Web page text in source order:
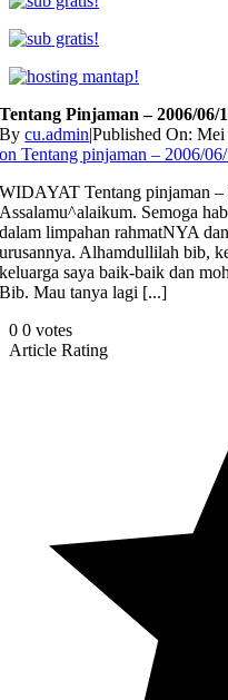
Tentang Pinjaman – 2006/06/
Bycu.admin|Published On:
on Tentang pinjaman – 2006/
WIDAYAT Tentang pinjaman –
Assalamu^alaikum. Semoga
dalam limpahan rahmatNYA
urusannya. Alhamdullilah bib,
keluarga saya baik-baik dan
Bib. Mau tanya lagi [...]
0 0 votes
Article Rating